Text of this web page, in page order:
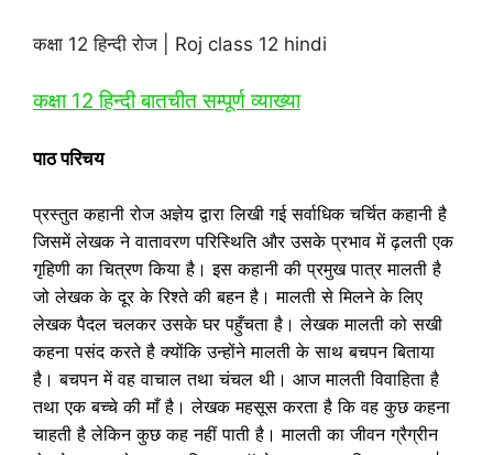
कक्षा 12 हिन्‍दी रोज | Roj class 12 hindi
कक्षा 12 हिन्‍दी बातचीत सम्‍पूर्ण व्‍याख्‍या
पाठ परिचय
प्रस्तुत कहानी रोज अज्ञेय द्वारा लिखी गई सर्वाधिक चर्चित कहानी है
जिसमें लेखक ने वातावरण परिस्थिति और उसके प्रभाव में ढ़लती एक
गृहिणी का चित्रण किया है । इस कहानी की प्रमुख पात्र मालती है
जो लेखक के दूर के रिश्ते की बहन है । मालती से मिलने के लिए
लेखक पैदल चलकर उसके घर पहुँचता है । लेखक मालती को सखी
कहना पसंद करते है क्योंकि उन्होंने मालती के साथ बचपन बिताया
है । बचपन में वह वाचाल तथा चंचल थी । आज मालती विवाहिता है
तथा एक बच्चे की माँ है । लेखक महसूस करता है कि वह कुछ कहना
चाहती है लेकिन कुछ कह नहीं पाती है। मालती का जीवन ग्रैग्रीन